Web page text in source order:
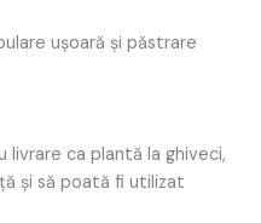
ușoară și păstrare
ca plantă la ghiveci,
și să poată fi utilizat